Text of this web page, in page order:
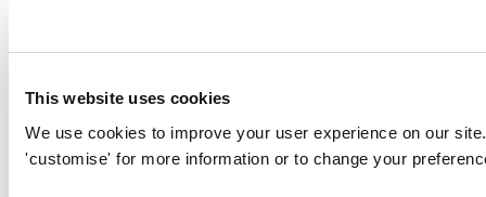
This website uses cookies
We use cookies to improve your user experience on our
'customise' for more information or to change your